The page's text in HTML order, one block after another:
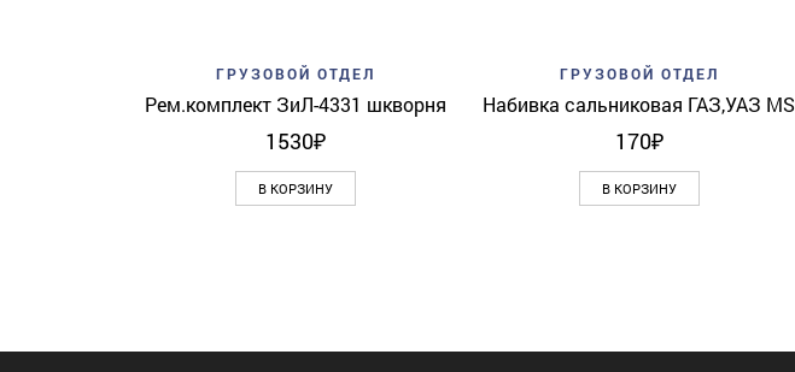
Add to wishlist Quick View
ГРУЗОВОЙ ОТДЕЛ
Рем.комплект ЗиЛ-4331 шкворня
1530₽
В КОРЗИНУ
Add to wishlist Quick View
ГРУЗОВОЙ ОТДЕЛ
Набивка сальниковая ГАЗ,УАЗ MS
170₽
В КОРЗИНУ